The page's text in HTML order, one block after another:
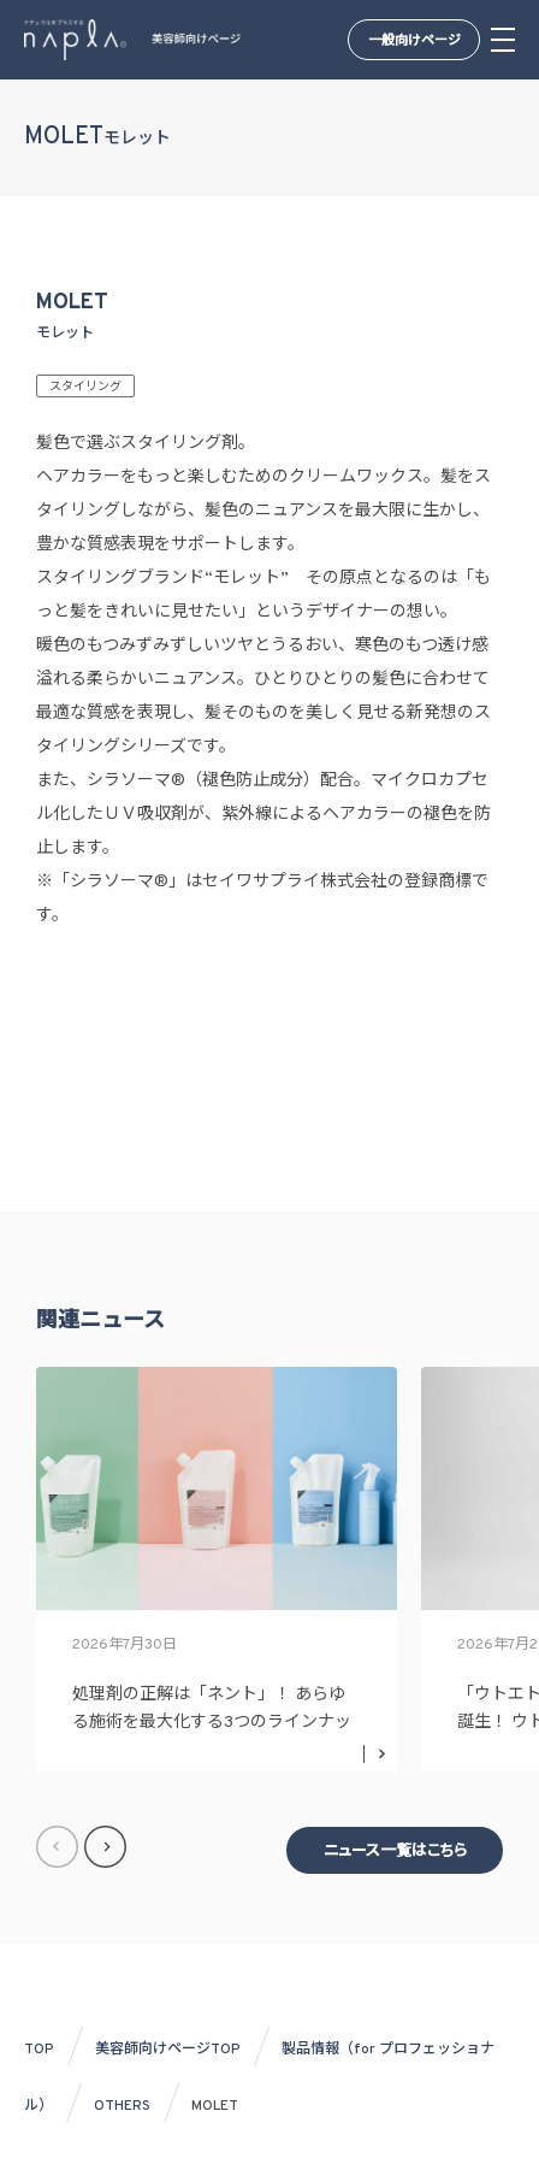
一般向けページ
MOLETモレット
MOLET
モレット
スタイリング
髪色で選ぶスタイリング剤。
ヘアカラーをもっと楽しむためのクリームワックス。髪をス
タイリングしながら、髪色のニュアンスを最大限に生かし、
豊かな質感表現をサポートします。
スタイリングブランド“モレット” その原点となるのは「も
っと髪をきれいに見せたい」というデザイナーの想い。
暖色のもつみずみずしいツヤとうるおい、寒色のもつ透け感
溢れる柔らかいニュアンス。ひとりひとりの髪色に合わせて
最適な質感を表現し、髪そのものを美しく見せる新発想のス
タイリングシリーズです。
また、シラソーマ®（褪色防止成分）配合。マイクロカプセ
ル化したＵＶ吸収剤が、紫外線によるヘアカラーの褪色を防
止します。
※「シラソーマ®」はセイワサプライ株式会社の登録商標で
す。
関連ニュース
2026年7月30日
処理剤の正解は「ネント」！ あらゆ
る施術を最大化する3つのラインナッ
2026年7月
「ウトエ
誕生！ ウ
ニュース一覧はこちら
TOP 美容師向けページTOP 製品情報（for プロフェッショナ
ル） OTHERS MOLET